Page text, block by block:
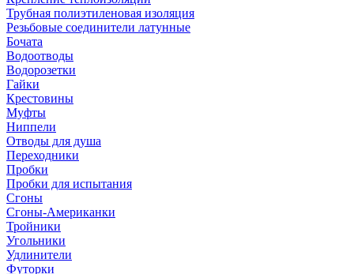
Трубная полиэтиленовая изоляция
Резьбовые соединители латунные
Бочата
Водоотводы
Водорозетки
Гайки
Крестовины
Муфты
Ниппели
Отводы для душа
Переходники
Пробки
Пробки для испытания
Сгоны
Сгоны-Американки
Тройники
Угольники
Удлинители
Футорки